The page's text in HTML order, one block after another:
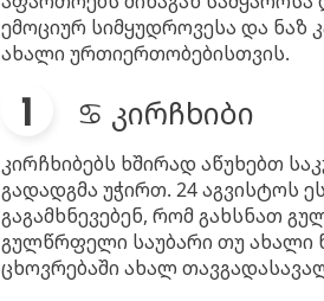
ემოციურ სიმყუდროვესა და ნაზ
ახალი ურთიერთობებისთვის.
♋ კირჩხიბი
კირჩხიბებს ხშირად აწუხებთ
გადადგმა უჭირთ. 24 აგვისტოს
გაგამხნევებენ, რომ გახსნათ
გულწრფელი საუბარი თუ ახალი
ცხოვრებაში ახალ